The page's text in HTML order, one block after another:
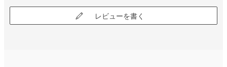
レビューを書く